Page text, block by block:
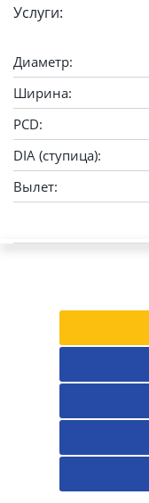
Услуги:
Диаметр:
Ширина:
PCD:
DIA (ступица):
Вылет: